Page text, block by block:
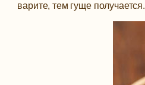
варите, тем гуще получается.